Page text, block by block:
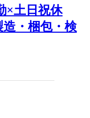
×土日祝休
・梱包・検